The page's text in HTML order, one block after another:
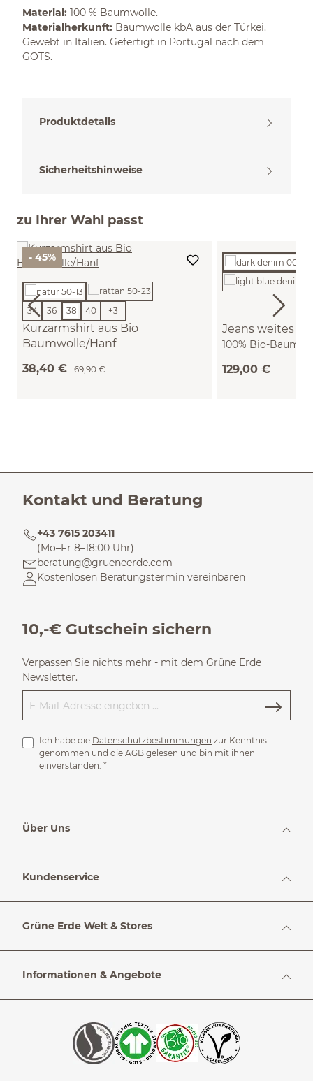
Material: 100 % Baumwolle.
Materialherkunft: Baumwolle kbA aus der Türkei.
Gewebt in Italien. Gefertigt in Portugal nach dem
GOTS.
Produktdetails
Sicherheitshinweise
zu Ihrer Wahl passt
- 45%
Kurzarmshirt aus Bio
Baumwolle/Hanf
34 36 38 40 +3
38,40 € 69,90 €
Jeans weites
100% Bio-
129,00 €
Kontakt und Beratung
+43 7615 203411
(Mo–Fr 8–18:00 Uhr)
beratung@grueneerde.com
Kostenlosen Beratungstermin vereinbaren
10,-€ Gutschein sichern
Verpassen Sie nichts mehr - mit dem Grüne Erde
Newsletter.
Ich habe die Datenschutzbestimmungen zur Kenntnis
genommen und die AGB gelesen und bin mit ihnen
einverstanden. *
Über Uns
Kundenservice
Grüne Erde Welt & Stores
Informationen & Angebote